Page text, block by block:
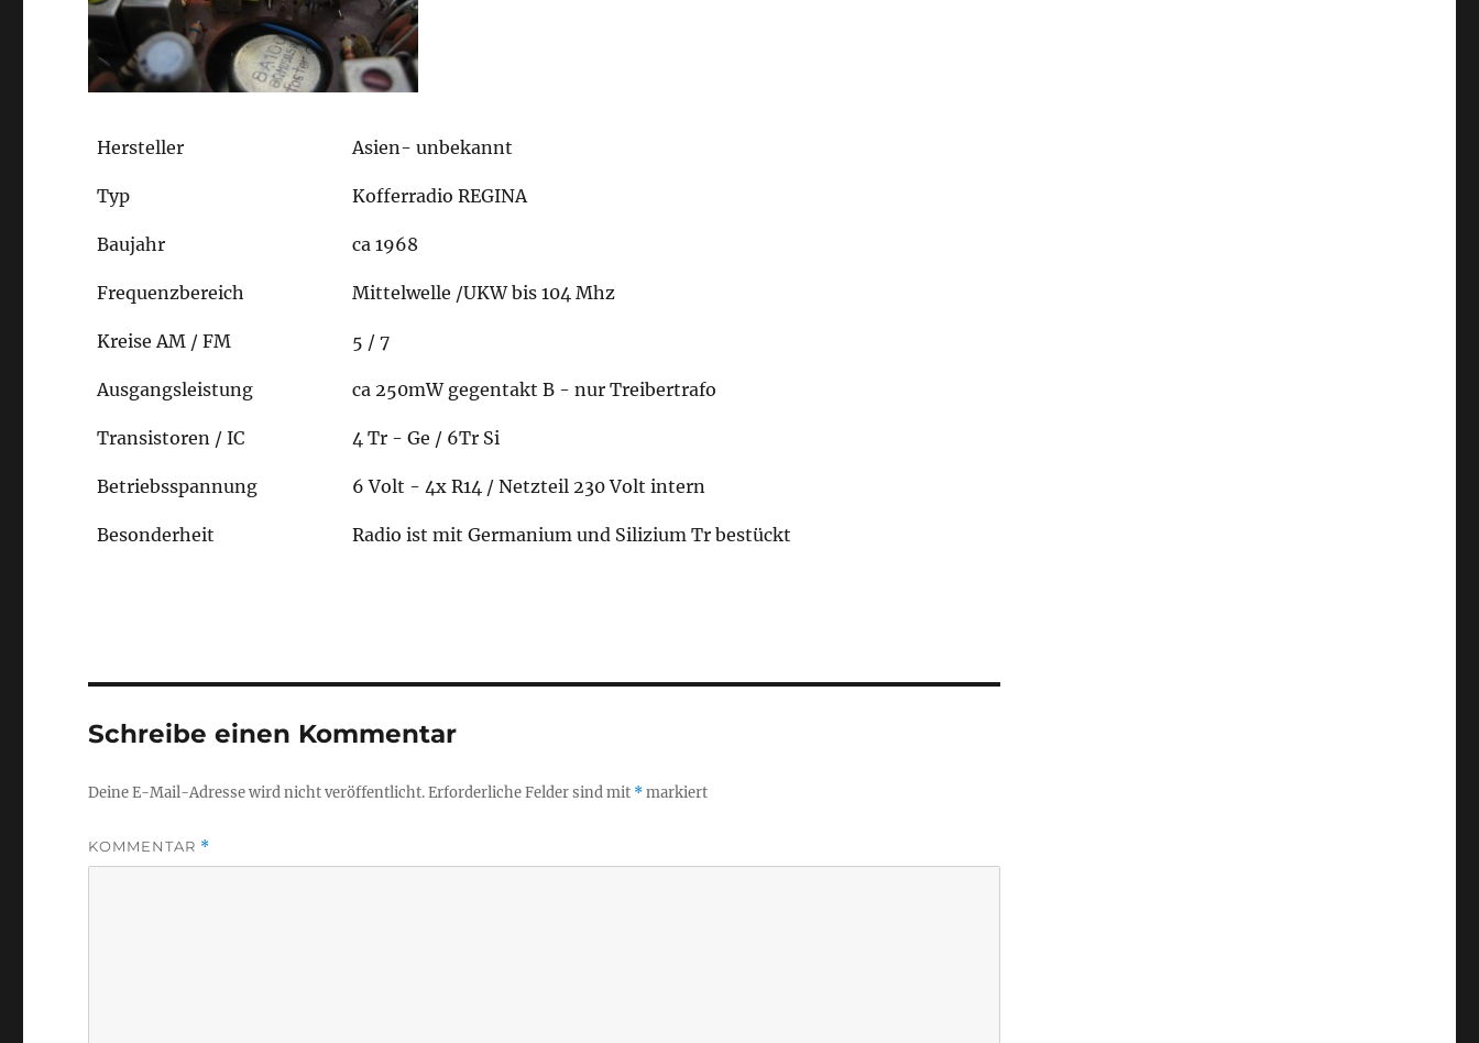
Hersteller Asien- unbekannt
Typ Kofferradio REGINA
Baujahr ca 1968
Frequenzbereich Mittelwelle /UKW bis 104 Mhz
Kreise AM / FM 5 / 7
Ausgangsleistung ca 250mW gegentakt B - nur Treibertrafo
Transistoren / IC 4 Tr - Ge / 6Tr Si
Betriebsspannung 6 Volt - 4x R14 / Netzteil 230 Volt intern
Besonderheit Radio ist mit Germanium und Silizium Tr bestückt
Schreibe einen Kommentar
Deine E-Mail-Adresse wird nicht veröffentlicht.Erforderliche Felder sind mit *markiert
KOMMENTAR *